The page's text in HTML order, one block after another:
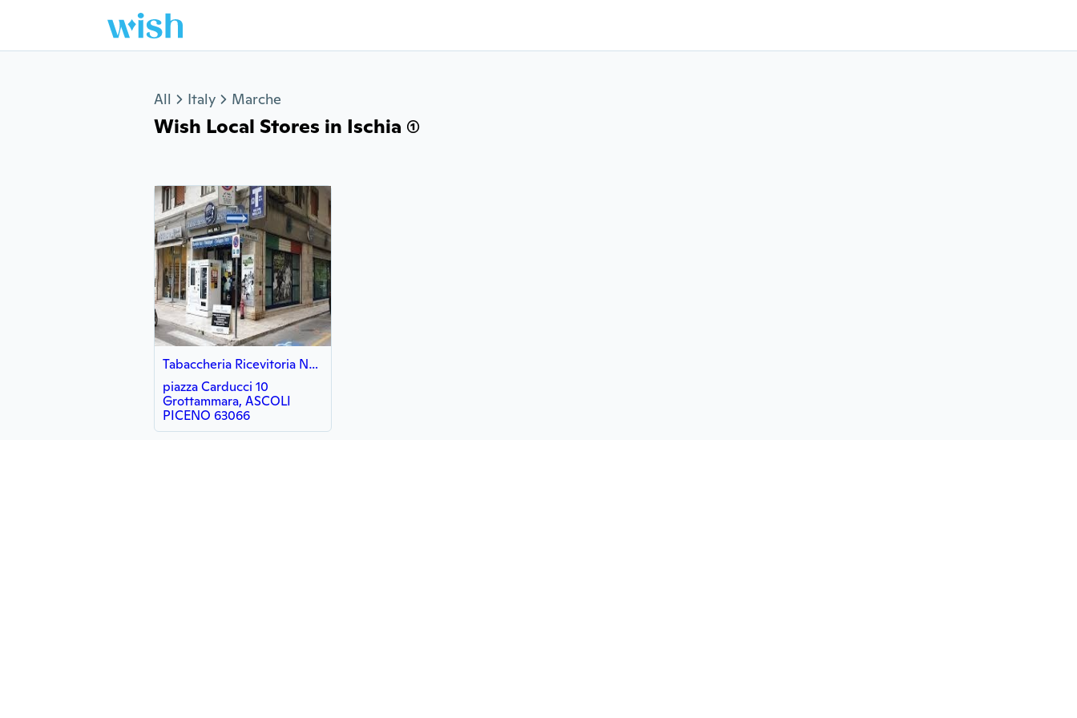
All Italy Marche
Wish Local Stores in Ischia (1)
Tabaccheria Ricevitoria Nonno Lele
piazza Carducci 10
Grottammara, ASCOLI
PICENO 63066